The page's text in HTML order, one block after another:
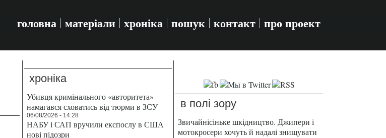
головна матеріали хроніка пошук контакт про проект
хроніка
Убивця кримінального «авторитета»
намагався сховатись від тюрми в ЗСУ
06/08/2026 - 14:28
НАБУ і САП вручили експослу в США
нові підозри
в полі зору
Звичайнісіньке шкідництво. Джипери і
мотокросери хочуть й надалі знищувати